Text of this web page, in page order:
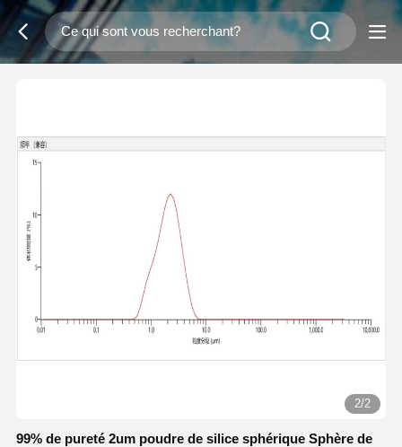
2/2
99% de pureté 2um poudre de silice sphérique Sphère de